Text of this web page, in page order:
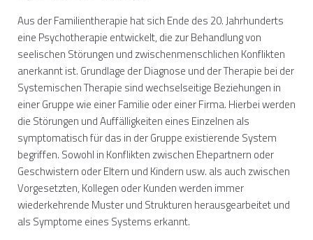
Aus der Familientherapie hat sich Ende des 20. Jahrhunderts
eine Psychotherapie entwickelt, die zur Behandlung von
seelischen Störungen und zwischenmenschlichen Konflikten
anerkannt ist. Grundlage der Diagnose und der Therapie bei der
Systemischen Therapie sind wechselseitige Beziehungen in
einer Gruppe wie einer Familie oder einer Firma. Hierbei werden
die Störungen und Auffälligkeiten eines Einzelnen als
symptomatisch für das in der Gruppe existierende System
begriffen. Sowohl in Konflikten zwischen Ehepartnern oder
Geschwistern oder Eltern und Kindern usw. als auch zwischen
Vorgesetzten, Kollegen oder Kunden werden immer
wiederkehrende Muster und Strukturen herausgearbeitet und
als Symptome eines Systems erkannt.